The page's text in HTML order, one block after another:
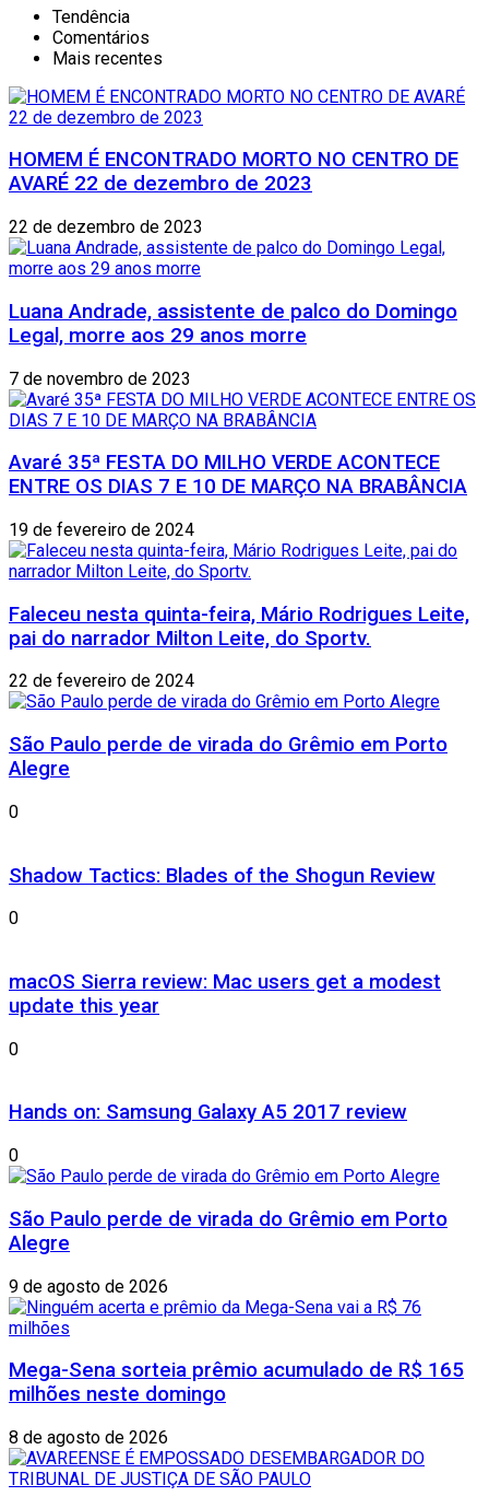
Tendência
Comentários
Mais recentes
HOMEM É ENCONTRADO MORTO NO CENTRO DE
AVARÉ 22 de dezembro de 2023
22 de dezembro de 2023
Luana Andrade, assistente de palco do Domingo
Legal, morre aos 29 anos morre
7 de novembro de 2023
Avaré 35ª FESTA DO MILHO VERDE ACONTECE
ENTRE OS DIAS 7 E 10 DE MARÇO NA BRABÂNCIA
19 de fevereiro de 2024
Faleceu nesta quinta-feira, Mário Rodrigues Leite,
pai do narrador Milton Leite, do Sportv.
22 de fevereiro de 2024
São Paulo perde de virada do Grêmio em Porto
Alegre
0
Shadow Tactics: Blades of the Shogun Review
0
macOS Sierra review: Mac users get a modest
update this year
0
Hands on: Samsung Galaxy A5 2017 review
0
São Paulo perde de virada do Grêmio em Porto
Alegre
9 de agosto de 2026
Mega-Sena sorteia prêmio acumulado de R$ 165
milhões neste domingo
8 de agosto de 2026